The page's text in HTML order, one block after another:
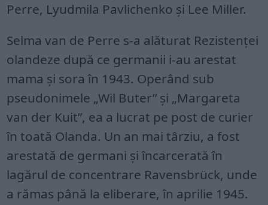
Perre, Lyudmila Pavlichenko și Lee Miller.
Selma van de Perre s-a alăturat Rezistenței
olandeze după ce germanii i-au arestat
mama și sora în 1943. Operând sub
pseudonimele „Wil Buter” și „Margareta
van der Kuit”, ea a lucrat pe post de curier
în toată Olanda. Un an mai târziu, a fost
arestată de germani și încarcerată în
lagărul de concentrare Ravensbrück, unde
a rămas până la eliberare, în aprilie 1945.